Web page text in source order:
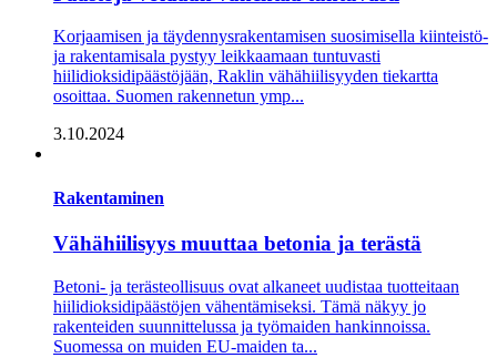
Korjaamisen ja täydennys­­rakentamisen suosimisella kiinteistö-
ja rakentamisala pystyy leikkaamaan tuntuvasti
hiilidioksidipäästöjään, Raklin vähähiilisyyden tiekartta
osoittaa. Suomen rakennetun ymp...
3.10.2024
Rakentaminen
Vähähiilisyys muuttaa betonia ja terästä
Betoni- ja terästeollisuus ovat alkaneet uudistaa tuotteitaan
hiilidioksidipäästöjen vähentämiseksi. Tämä näkyy jo
rakenteiden suunnittelussa ja työmaiden hankinnoissa.
Suomessa on muiden EU-maiden ta...